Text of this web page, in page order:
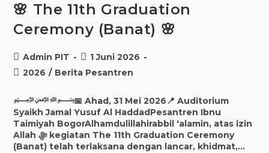
🌸 The 11th Graduation
Ceremony (Banat) 🌸
Admin PIT
1 Juni 2026
2026 / Berita Pesantren
﷽📅 Ahad, 31 Mei 2026📍 Auditorium
Syaikh Jamal Yusuf Al HaddadPesantren Ibnu
Taimiyah BogorAlhamdulillahirabbil 'alamin, atas izin
Allah ﷻ kegiatan The 11th Graduation Ceremony
(Banat) telah terlaksana dengan lancar, khidmat,…